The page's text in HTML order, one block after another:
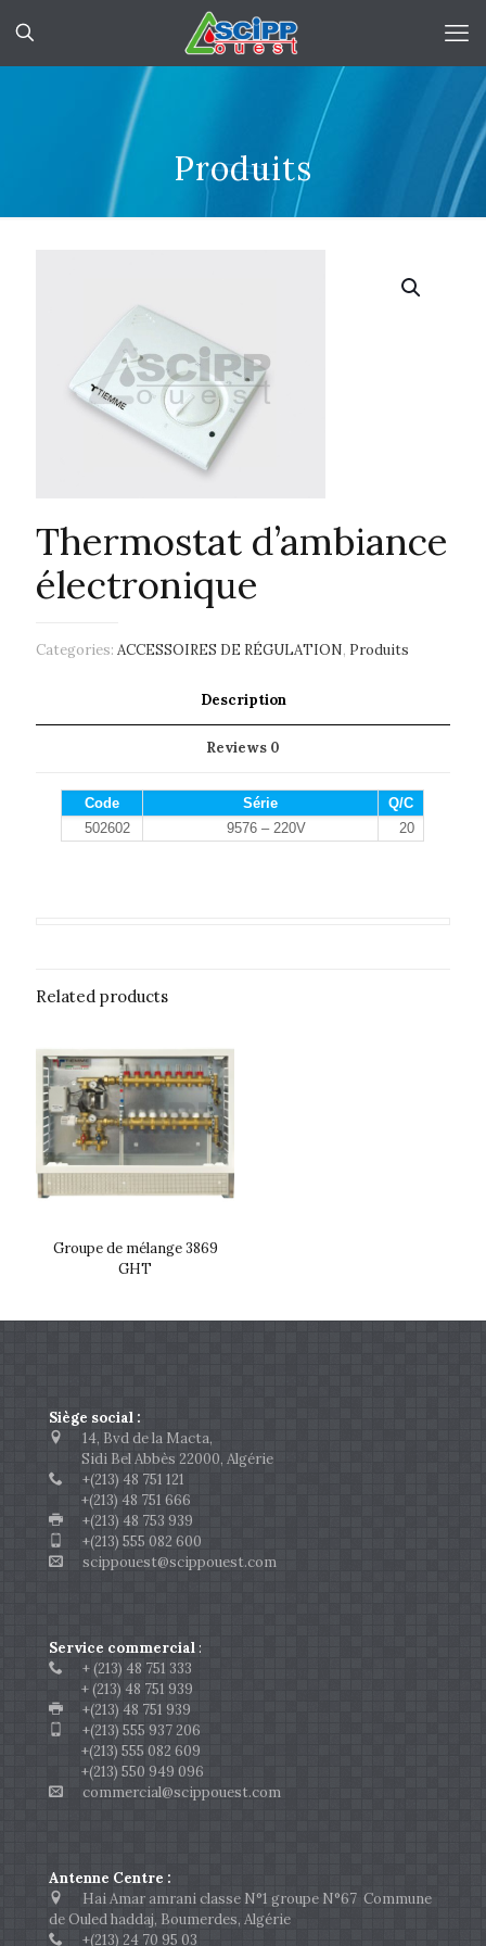
Produits
Thermostat d’ambiance
électronique
Categories: ACCESSOIRES DE RÉGULATION, Produits
Description
Reviews 0
Code Série
Q/C
502602
9576 – 220V 20
Related products
Groupe de mélange 3869
GHT
Siège social :
14, Bvd de la Macta,
Sidi Bel Abbès 22000, Algérie
+(213) 48 751 121
+(213) 48 751 666
+(213) 48 753 939
+(213) 555 082 600
scippouest@scippouest.com
Service commercial:
+ (213) 48 751 333
+ (213) 48 751 939
+(213) 48 751 939
+(213) 555 937 206
+(213) 555 082 609
+(213) 550 949 096
commercial@scippouest.com
Antenne Centre :
Hai Amar amrani classe N°1 groupe N°67 Commune
de Ouled haddaj, Boumerdes, Algérie
+(213) 24 70 95 03